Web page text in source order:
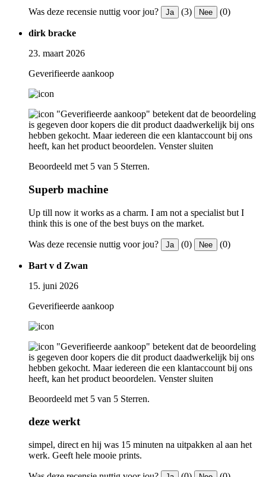
Was deze recensie nuttig voor jou? Ja (3) Nee (0)
dirk bracke
23. maart 2026
Geverifieerde aankoop
"Geverifieerde aankoop" betekent dat de beoordeling
is gegeven door kopers die dit product daadwerkelijk bij ons
hebben gekocht. Maar iedereen die een klantaccount bij ons
heeft, kan het product beoordelen. Venster sluiten
Beoordeeld met 5 van 5 Sterren.
Superb machine
Up till now it works as a charm. I am not a specialist but I
think this is one of the best buys on the market.
Was deze recensie nuttig voor jou? Ja (0) Nee (0)
Bart v d Zwan
15. juni 2026
Geverifieerde aankoop
"Geverifieerde aankoop" betekent dat de beoordeling
is gegeven door kopers die dit product daadwerkelijk bij ons
hebben gekocht. Maar iedereen die een klantaccount bij ons
heeft, kan het product beoordelen. Venster sluiten
Beoordeeld met 5 van 5 Sterren.
deze werkt
simpel, direct en hij was 15 minuten na uitpakken al aan het
werk. Geeft hele mooie prints.